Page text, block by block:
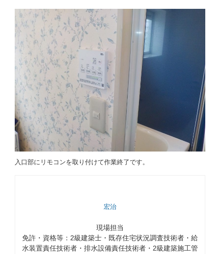
入口部にリモコンを取り付けて作業終了です。
宏治
現場担当
免許・資格等：2級建築士・既存住宅状況調査技術者・給
水装置責任技術者・排水設備責任技術者・2級建築施工管